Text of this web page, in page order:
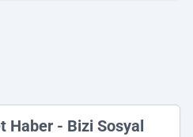
Haber - Bizi Sosyal